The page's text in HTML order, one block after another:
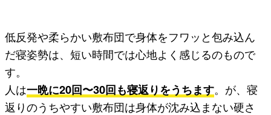
低反発や柔らかい敷布団で身体をフワッと包み込ん
だ寝姿勢は、短い時間では心地よく感じるのもので
す。
人は一晩に20回〜30回も寝返りをうちます。が、寝
返りのうちやすい敷布団は身体が沈み込まない硬さ